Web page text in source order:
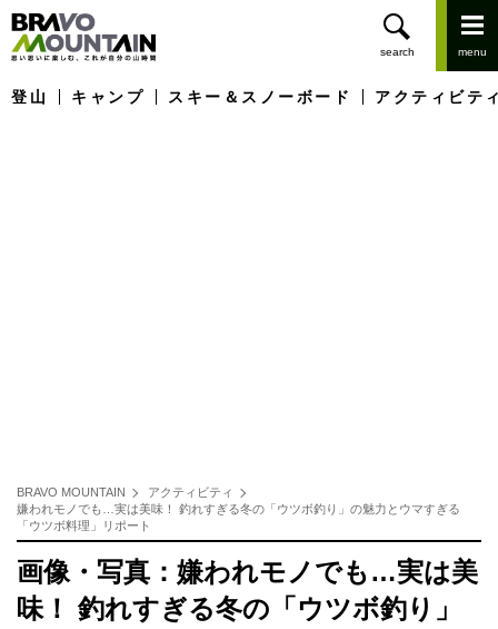
登山 キャンプ スキー＆スノーボード アクティビテ
BRAVO MOUNTAIN
アクティビティ
嫌われモノでも…実は美味！ 釣れすぎる冬の「ウツボ釣り」の魅力とウマすぎる
「ウツボ料理」リポート
画像・写真：嫌われモノでも…実は美
味！ 釣れすぎる冬の「ウツボ釣り」